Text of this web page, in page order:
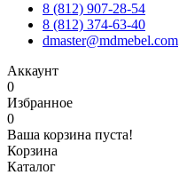
8 (812) 907-28-54
8 (812) 374-63-40
dmaster@mdmebel.com
Аккаунт
0
Избранное
0
Ваша корзина пуста!
Корзина
Каталог